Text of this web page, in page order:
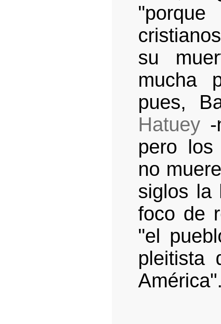
su
mucha
pues,
Hatuey
pero los
no
siglos la
foco de
"el
pleitista